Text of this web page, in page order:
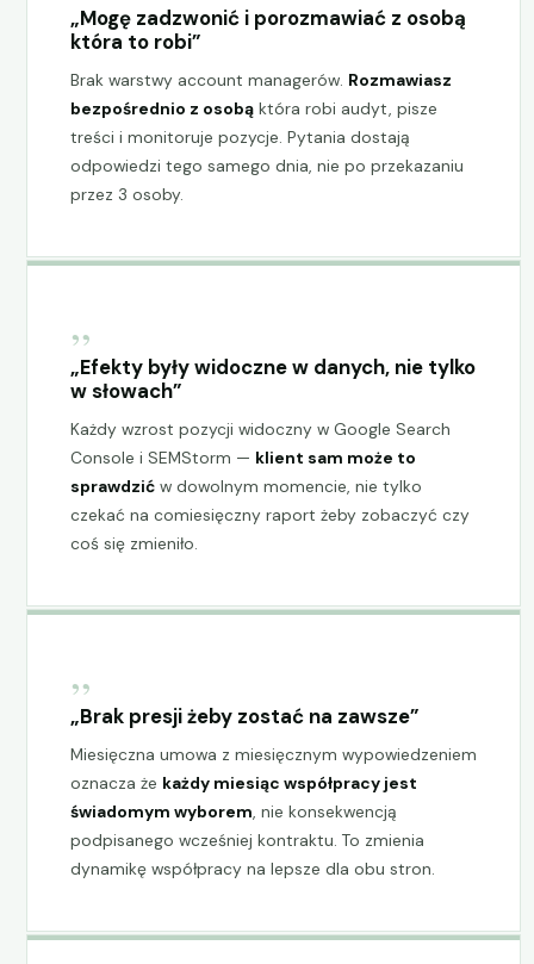
„Mogę zadzwonić i porozmawiać z osobą
która to robi”
Brak warstwy account managerów. Rozmawiasz
bezpośrednio z osobąktóra robi audyt, pisze
treści i monitoruje pozycje. Pytania dostają
odpowiedzi tego samego dnia, nie po przekazaniu
przez 3 osoby.
„
„Efekty były widoczne w danych, nie tylko
w słowach”
Każdy wzrost pozycji widoczny w Google Search
Console i SEMStorm — klient sam może to
sprawdzićw dowolnym momencie, nie tylko
czekać na comiesięczny raport żeby zobaczyć czy
coś się zmieniło.
„
„Brak presji żeby zostać na zawsze”
Miesięczna umowa z miesięcznym wypowiedzeniem
oznacza że każdy miesiąc współpracy jest
świadomym wyborem, nie konsekwencją
podpisanego wcześniej kontraktu. To zmienia
dynamikę współpracy na lepsze dla obu stron.